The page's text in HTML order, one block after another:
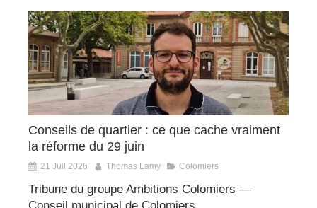
Conseils de quartier : ce que cache vraiment
la réforme du 29 juin
21 Juil 2026 Thomas Lamy Colomiers
Tribune du groupe Ambitions Colomiers —
Conseil municipal de Colomiers